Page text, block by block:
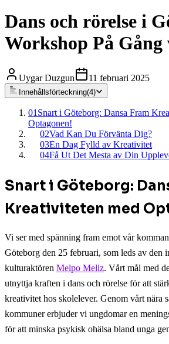
Dans och rörelse i
Workshop På Gång
Uygar Duzgun 11 februari 2025
Innehållsförteckning(4)
01 Snart i Göteborg: Dansa Fram
Optagonen!
02Vad Kan Du Förvänta Dig?
03En Dag Fylld av Kreativitet
04Få Ut Det Mesta av Din
Snart i Göteborg:
Kreativiteten med
Vi ser med spänning fram emot vår
Göteborg den 25 februari, som leds av den
kulturaktören Melpo Mellz. Vårt mål med
utnyttja kraften i dans och rörelse för att
kreativitet hos skolelever. Genom vårt nära
kommuner erbjuder vi ungdomar en
för att minska psykisk ohälsa bland unga